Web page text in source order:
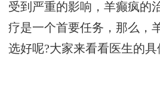
受到严重的影响，羊癫疯的
疗是一个首要任务，那么，
选好呢?大家来看看医生的具